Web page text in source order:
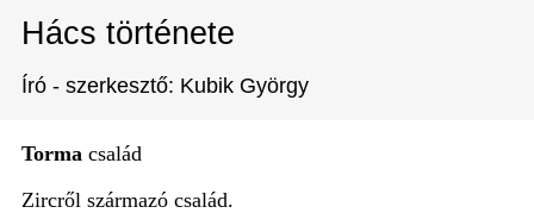
Hács története
Író - szerkesztő: Kubik György
Torma család
Zircről származó család.